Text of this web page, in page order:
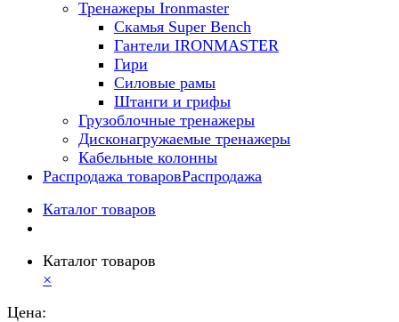
Тренажеры Ironmaster
Скамья Super Bench
Гантели IRONMASTER
Гири
Силовые рамы
Штанги и грифы
Грузоблочные тренажеры
Дисконагружаемые тренажеры
Кабельные колонны
Распродажа товаровРаспродажа
Каталог товаров
Каталог товаров
×
Цена: